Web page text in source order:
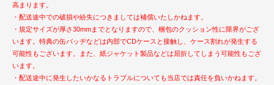
高まります。
・配送途中での破損や紛失につきましては補償いたしかねます。
・規定サイズが厚さ30mmまでとなりますので、梱包のクッション性に限界がござ
います。特典の缶バッヂなどは内部でCDケースと接触し、ケース割れが発生する
可能性もございます。また、紙ジャケット製品などは屈折してしまう可能性もござ
います。
・配送途中に発生したいかなるトラブルについても当店では責任を負いかねます。